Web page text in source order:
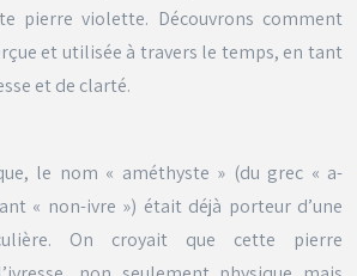
pierre violette. Découvrons comment
et utilisée à travers le temps, en tant
et de clarté.
le nom « améthyste » (du grec « a-
« non-ivre ») était déjà porteur d’une
On croyait que cette pierre